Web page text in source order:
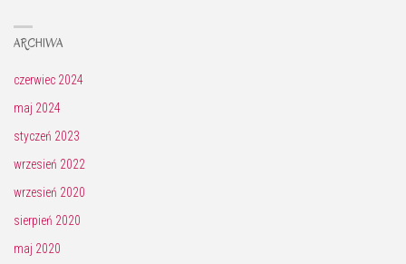
ARCHIWA
czerwiec 2024
maj 2024
styczeń 2023
wrzesień 2022
wrzesień 2020
sierpień 2020
maj 2020